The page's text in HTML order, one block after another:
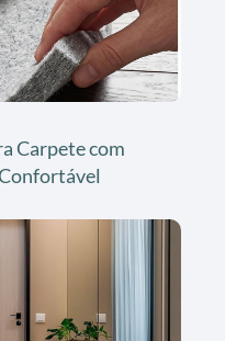
Carpete com